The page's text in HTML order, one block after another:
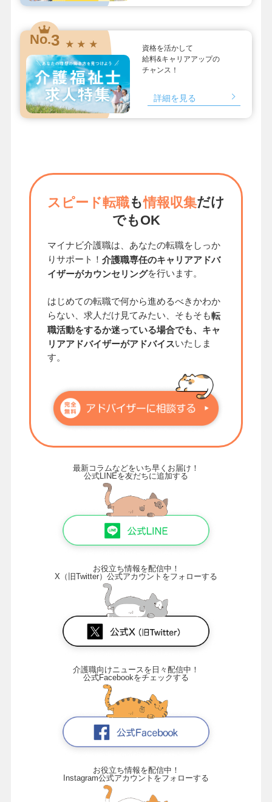
No.3 ★ ★ ★
資格を活かして
給料&キャリアアップの
チャンス！
詳細を見る
スピード転職も情報収集だけ
でもOK
マイナビ介護職は、あなたの転職をしっか
りサポート！ 介護職専任のキャリアアドバ
イザーがカウンセリングを行います。
はじめての転職で何から進めるべきかわか
らない、求人だけ見てみたい、そもそも転
職活動をするか迷っている場合でも、キャ
リアアドバイザーがアドバイスいたしま
す。
最新コラムなどをいち早くお届け！
公式LINEを友だちに追加する
お役立ち情報を配信中！
X（旧Twitter）公式アカウントをフォローする
介護職向けニュースを日々配信中！
公式Facebookをチェックする
お役立ち情報を配信中！
Instagram公式アカウントをフォローする